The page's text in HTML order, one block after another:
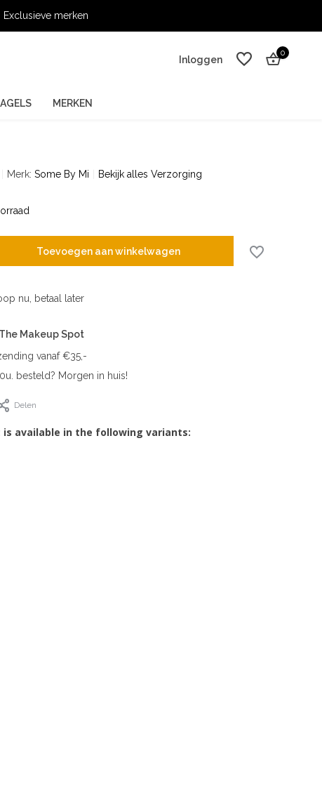
Exclusieve merken
Inloggen
0
MERKEN
Merk: Some By Mi Bekijk alles Verzorging
Toevoegen aan winkelwagen
nu, betaal later
Makeup Spot
vanaf €35,-
besteld? Morgen in huis!
Delen
is available in the following variants: